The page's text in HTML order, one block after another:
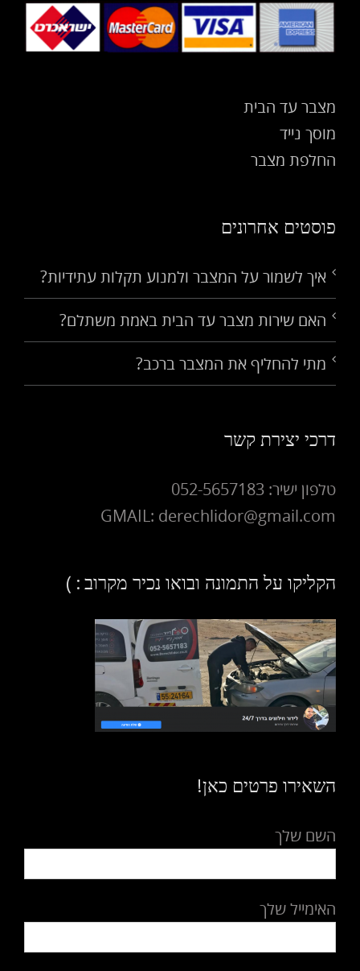
מצבר עד הבית
מוסך נייד
החלפת מצבר
פוסטים אחרונים
איך לשמור על המצבר ולמנוע תקלות עתידיות?
האם שירות מצבר עד הבית באמת משתלם?
מתי להחליף את המצבר ברכב?
דרכי יצירת קשר
טלפון ישיר: 052-5657183
GMAIL: derechlidor@gmail.com
הקליקו על התמונה ובואו נכיר מקרוב : )
השאירו פרטים כאן!
השם שלך
האימייל שלך